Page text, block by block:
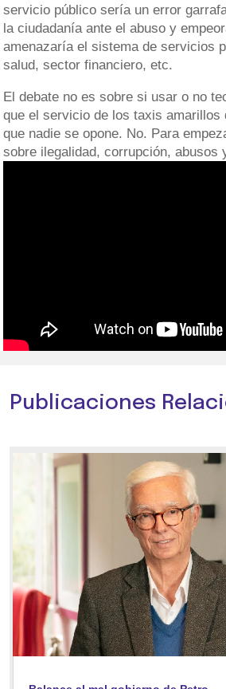
servicio público sería un error
la ciudadanía ante el abuso y
amenazaría el sistema de servicios
salud, sector financiero, etc.
El debate no es sobre si usar o no
que el servicio de los taxis amarillos
que nadie se opone. No. Para
sobre ilegalidad, corrupción, abusos
Publicaciones